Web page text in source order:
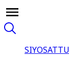
SIYOSAT